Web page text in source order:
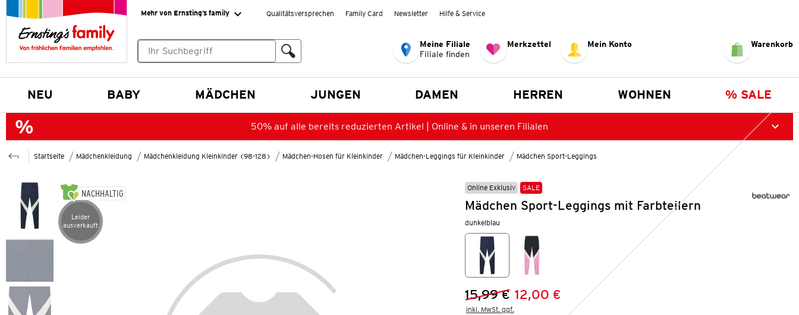
Mehr von Ernsting’s family Qualitätsversprechen Family Card Newsletter Hilfe & Service
Meine Filiale
Filiale finden
Merkzettel Mein Konto Warenkorb
NEU BABY MÄDCHEN JUNGEN DAMEN HERREN WOHNEN % SALE
50% auf alle bereits reduzierten Artikel | Online & in unseren Filialen
Startseite Mädchenkleidung Mädchenkleidung Kleinkinder (98-128) Mädchen-Hosen für Kleinkinder Mädchen-Leggings für Kleinkinder Mädchen Sport-Leggings
NACHHALTIG
Artikel leider ausverkauft
Leider
ausverkauft
Online Exklusiv SALE
Mädchen Sport-Leggings mit Farbteilern
dunkelblau
Vorheriger Preis:
15,99 €
Neuer Preis:12,00 €
inkl. MwSt. ggf.